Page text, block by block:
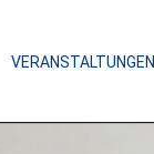
VERANSTALTUNGEN